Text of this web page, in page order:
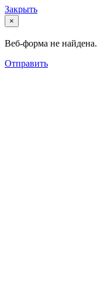
Закрыть
×
Веб-форма не найдена.
Отправить